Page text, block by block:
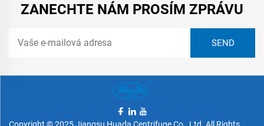
ZANECHTE NÁM PROSÍM ZPRÁVU